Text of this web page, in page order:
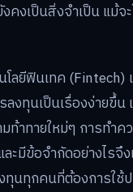
คงเป็นสิ่งจำเป็น แม้จะ
โลยีฟินเทค (Fintech)
ลงทุนเป็นเรื่องง่ายขึ้
ท้าทายใหม่ๆ การทำค
ละมีข้อจำกัดอย่างไรจึ
นทุกคนที่ต้องการใช้ป